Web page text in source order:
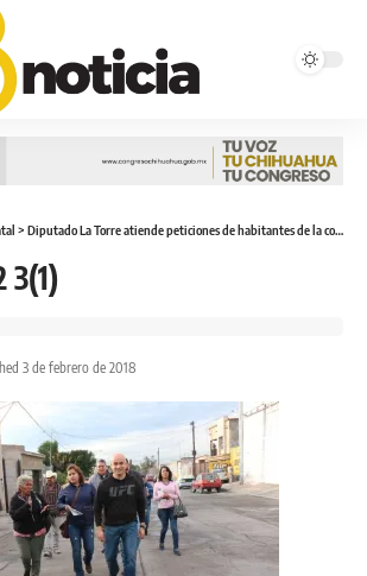
> Diputado La Torre atiende peticiones de habitantes de la colonia Dale
3(1)
3 de febrero de 2018